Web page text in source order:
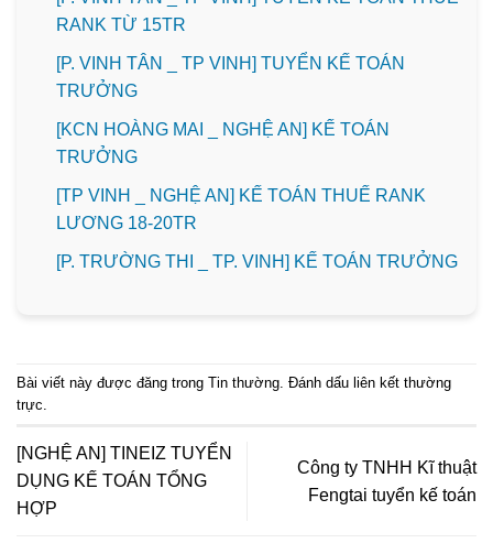
RANK TỪ 15TR
[P. VINH TÂN _ TP VINH] TUYỂN KẾ TOÁN
TRƯỞNG
️[KCN HOÀNG MAI _ NGHỆ AN] KẾ TOÁN
TRƯỞNG
[TP VINH _ NGHỆ AN] KẾ TOÁN THUẾ RANK
LƯƠNG 18-20TR
️[P. TRƯỜNG THI _ TP. VINH] KẾ TOÁN TRƯỞNG
Bài viết này được đăng trong Tin thường . Đánh dấu liên kết thường
trực
[NGHỆ AN] TINEIZ TUYỂN
DỤNG KẾ TOÁN TỔNG
HỢP
Công ty TNHH Kĩ thuật
Fengtai tuyển kế toán